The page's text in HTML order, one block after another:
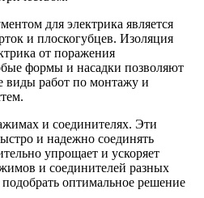
для электрика является
и плоскогубцев. Изоляция
от поражения
формы и насадки позволяют
виды работ по монтажу и
и соединителях. Эти
и надежно соединять
упрощает и ускоряет
и соединителей разных
оптимальное решение